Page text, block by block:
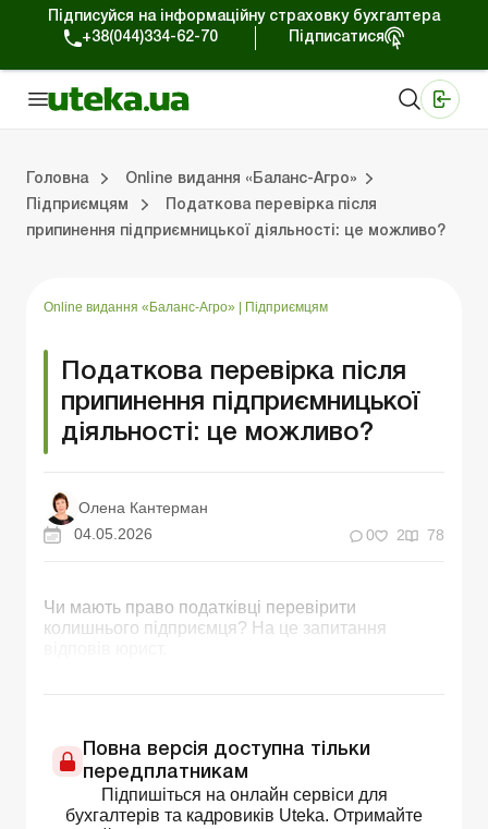
Підписуйся на інформаційну страховку бухгалтера
+38(044)334-62-70
Підписатися
Головна
Online видання «Баланс-Агро»
Підприємцям
Податкова перевірка після
припинення підприємницької діяльності: це можливо?
Online видання «Баланс-Агро» Підприємцям
Податкова перевірка після
припинення підприємницької
діяльності: це можливо?
Олена Кантерман
04.05.2026
0 2 78
Чи мають право податківці перевірити
колишнього підприємця? На це запитання
Повна версія доступна тільки
передплатникам
Підпишіться на онлайн сервіси для
бухгалтерів та кадровиків Uteka. Отримайте